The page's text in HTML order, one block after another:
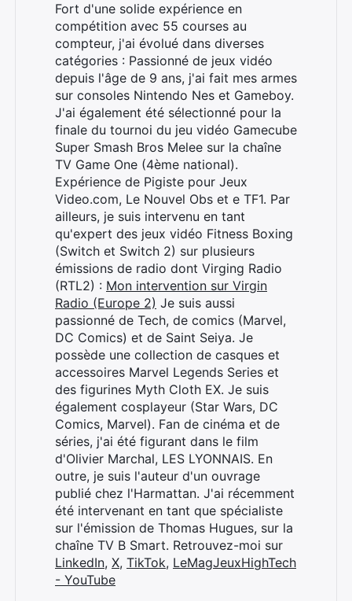
Fort d'une solide expérience en
compétition avec 55 courses au
compteur, j'ai évolué dans diverses
catégories : Passionné de jeux vidéo
depuis l'âge de 9 ans, j'ai fait mes armes
sur consoles Nintendo Nes et Gameboy.
J'ai également été sélectionné pour la
finale du tournoi du jeu vidéo Gamecube
Super Smash Bros Melee sur la chaîne
TV Game One (4ème national).
Expérience de Pigiste pour Jeux
Video.com, Le Nouvel Obs et e TF1. Par
ailleurs, je suis intervenu en tant
qu'expert des jeux vidéo Fitness Boxing
(Switch et Switch 2) sur plusieurs
émissions de radio dont Virging Radio
(RTL2) : Mon intervention sur Virgin
Radio (Europe 2) Je suis aussi
passionné de Tech, de comics (Marvel,
DC Comics) et de Saint Seiya. Je
possède une collection de casques et
accessoires Marvel Legends Series et
des figurines Myth Cloth EX. Je suis
également cosplayeur (Star Wars, DC
Comics, Marvel). Fan de cinéma et de
séries, j'ai été figurant dans le film
d'Olivier Marchal, LES LYONNAIS. En
outre, je suis l'auteur d'un ouvrage
publié chez l'Harmattan. J'ai récemment
été intervenant en tant que spécialiste
sur l'émission de Thomas Hugues, sur la
chaîne TV B Smart. Retrouvez-moi sur
LinkedIn, X, TikTok, LeMagJeuxHighTech
- YouTube